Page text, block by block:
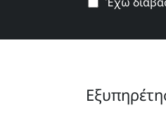
διεύθυνση